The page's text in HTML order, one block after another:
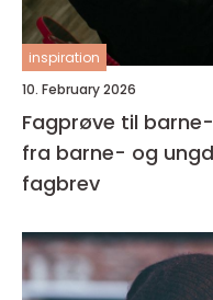
inspiration
10. February 2026
Fagprøve til
fra barne- og
fagbrev